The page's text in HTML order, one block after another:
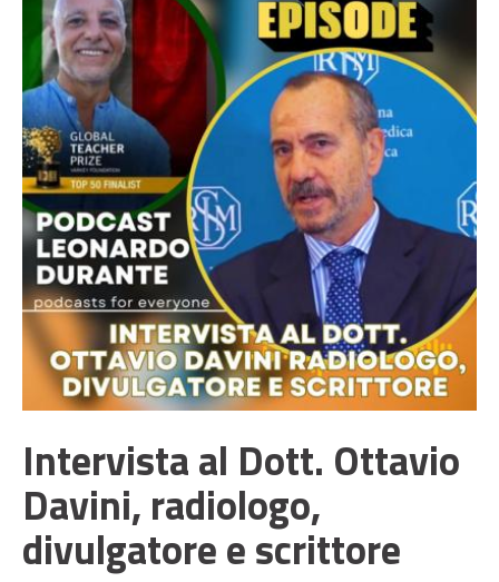
Intervista al Dott. Ottavio
Davini, radiologo,
divulgatore e scrittore